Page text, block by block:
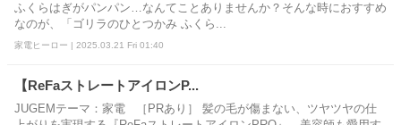
ふくらはぎがパンパン…なんてことありませんか？そんな時におすすめ
なのが、「ゴリラのひとつかみ ふくら...
家電ヒーロー | 2025.03.21 Fri 01:40
【ReFaストレートアイロンP...
JUGEMテーマ：家電 ［PRあり］ 髪の毛が傷まない、ツヤツヤの仕